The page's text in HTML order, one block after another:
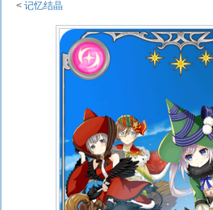
<记忆结晶